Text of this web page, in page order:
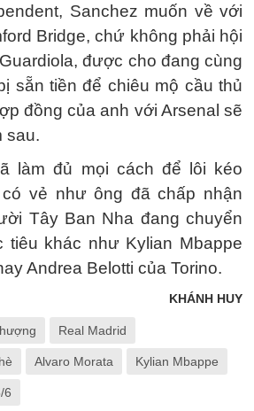
Sanchez muốn về với
Bridge, chứ không phải hội
được cho đang cùng
sẵn tiền để chiêu mộ cầu thủ
đồng của anh với Arsenal sẽ
sau.
làm đủ mọi cách để lôi kéo
vẻ như ông đã chấp nhận
Tây Ban Nha đang chuyển
tiêu khác như Kylian Mbappe
Andrea Belotti của Torino.
KHÁNH HUY
Real Madrid
Alvaro Morata Kylian Mbappe
6